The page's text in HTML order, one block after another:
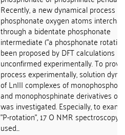
Recently, a new dynamical process
phosphonate oxygen atoms
through a bidentate phosphonate
intermediate ("a phosphonate
been proposed by DFT calculations
unconfirmed experimentally. To
process experimentally, solution
of LnIII complexes of
and monophosphinate derivatives of
was investigated. Especially, to
"P-rotation", 17 O NMR spectroscopy
used...